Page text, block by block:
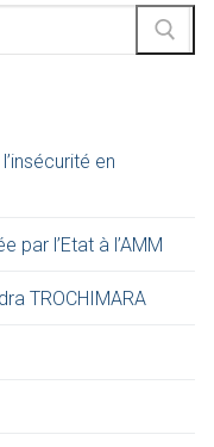
en
par l’Etat à l’AMM
TROCHIMARA